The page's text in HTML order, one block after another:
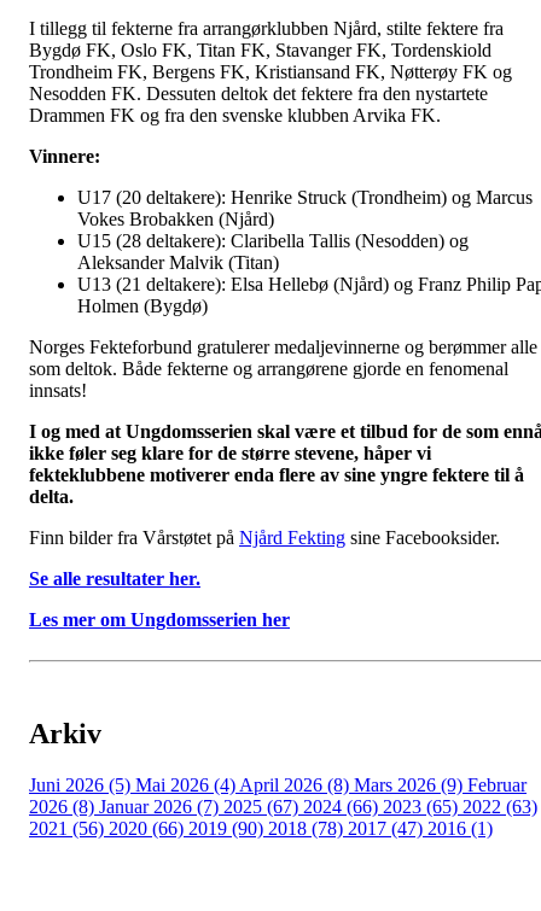
I tillegg til fekterne fra arrangørklubben Njård, stilte fektere fra
Bygdø FK, Oslo FK, Titan FK, Stavanger FK, Tordenskiold
Trondheim FK, Bergens FK, Kristiansand FK, Nøtterøy FK og
Nesodden FK. Dessuten deltok det fektere fra den nystartete
Drammen FK og fra den svenske klubben Arvika FK.
Vinnere:
U17 (20 deltakere): Henrike Struck (Trondheim) og Marcus
Vokes Brobakken (Njård)
U15 (28 deltakere): Claribella Tallis (Nesodden) og
Aleksander Malvik (Titan)
U13 (21 deltakere): Elsa Hellebø (Njård) og Franz Philip
Holmen (Bygdø)
Norges Fekteforbund gratulerer medaljevinnerne og berømmer alle
som deltok. Både fekterne og arrangørene gjorde en fenomenal
innsats!
I og med at Ungdomsserien skal være et tilbud for de som
ikke føler seg klare for de større stevene, håper vi
fekteklubbene motiverer enda flere av sine yngre fektere til å
delta.
Finn bilder fra Vårstøtet på Njård Fekting sine Facebooksider.
Se alle resultater her.
Les mer om Ungdomsserien her
Arkiv
Juni 2026 (5) Mai 2026 (4) April 2026 (8) Mars 2026 (9) Februar
2026 (8) Januar 2026 (7) 2025 (67) 2024 (66) 2023 (65) 2022 (63)
2021 (56) 2020 (66) 2019 (90) 2018 (78) 2017 (47) 2016 (1)